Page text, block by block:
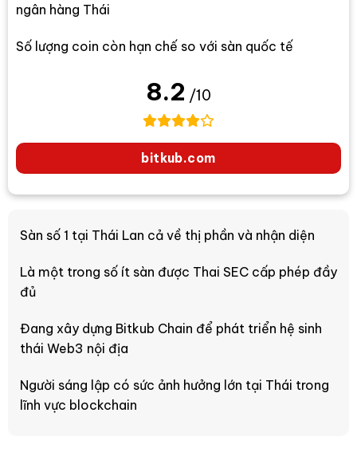
ngân hàng Thái
Số lượng coin còn hạn chế so với sàn quốc tế
8.2 /10
bitkub.com
Sàn số 1 tại Thái Lan cả về thị phần và nhận diện
Là một trong số ít sàn được Thai SEC cấp phép đầy
đủ
Đang xây dựng Bitkub Chain để phát triển hệ sinh
thái Web3 nội địa
Người sáng lập có sức ảnh hưởng lớn tại Thái trong
lĩnh vực blockchain